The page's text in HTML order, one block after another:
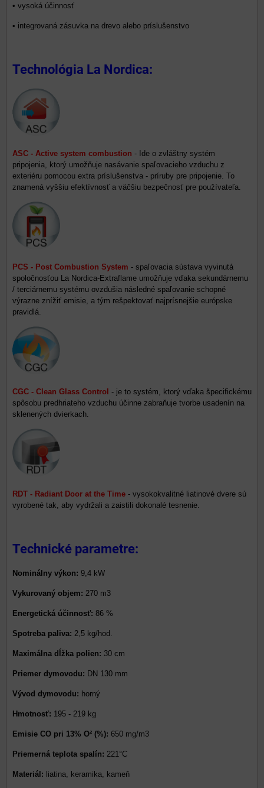
• vysoká účinnosť
• integrovaná zásuvka na drevo alebo príslušenstvo
Technológia La Nordica:
ASC - Active system combustion - Ide o zvláštny systém
pripojenia, ktorý umožňuje nasávanie spaľovacieho vzduchu z
exteriéru pomocou extra príslušenstva - príruby pre pripojenie. To
znamená vyššiu efektívnosť a väčšiu bezpečnosť pre používateľa.
PCS - Post Combustion System - spaľovacia sústava vyvinutá
spoločnosťou La Nordica-Extraflame umožňuje vďaka sekundárnemu
/ terciárnemu systému ovzdušia následné spaľovanie schopné
výrazne znížiť emisie, a tým rešpektovať najprísnejšie európske
pravidlá.
CGC - Clean Glass Control - je to systém, ktorý vďaka špecifickému
spôsobu predhriateho vzduchu účinne zabraňuje tvorbe usadenín na
sklenených dvierkach.
RDT - Radiant Door at the Time - vysokokvalitné liatinové dvere sú
vyrobené tak, aby vydržali a zaistili dokonalé tesnenie.
Technické parametre:
Nominálny výkon: 9,4 kW
Vykurovaný objem: 270 m3
Energetická účinnosť: 86 %
Spotreba paliva: 2,5 kg/hod.
Maximálna dĺžka polien: 30 cm
Priemer dymovodu: DN 130 mm
Vývod dymovodu: horný
Hmotnosť: 195 - 219 kg
Emisie CO pri 13% O² (%): 650 mg/m3
Priemerná teplota spalín: 221°C
Materiál: liatina, keramika, kameň